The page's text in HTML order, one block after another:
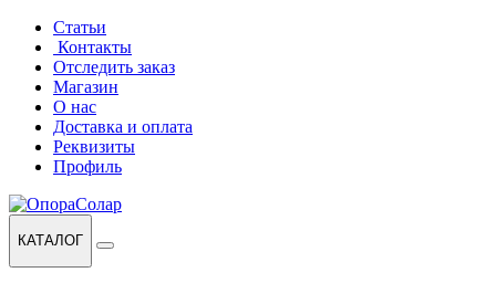
Перейти
навигации
Перейти
содержанию
Статьи
Контакты
Отследить заказ
Магазин
О нас
Доставка и оплата
Реквизиты
Профиль
КАТАЛОГ